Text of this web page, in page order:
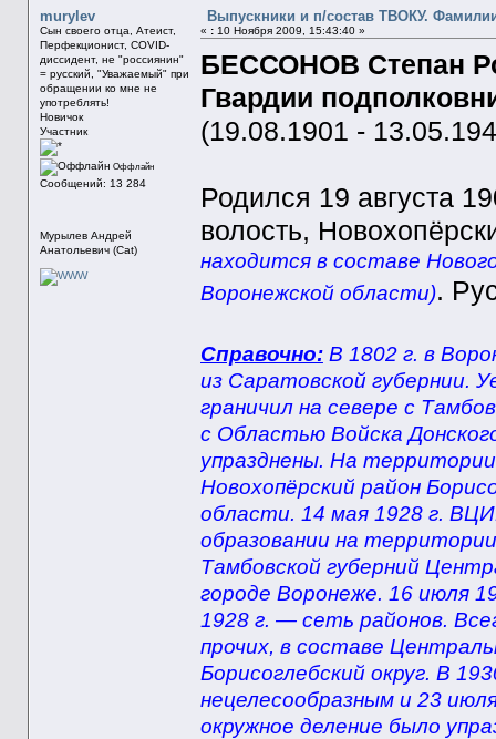
murylev
Сын своего отца, Атеист,
Перфекционист, COVID-
диссидент, не "россиянин"
= русский, "Уважаемый" при
обращении ко мне не
употреблять!
Новичок
Участник
Оффлайн
Сообщений: 13 284
Мурылев Андрей
Анатольевич (Cat)
Выпускники и п/состав ТВОКУ.
« :10 Ноября 2009, 15:43:40 »
БЕССОНОВ Степан
Гвардии
(19.08.1901 -
Родился 19 августа
волость,
находится в составе
Воронежской области).
Справочно:В 1802 г. в
из Саратовской губернии.
граничил на севере с
с Областью Войска
упразднены. На
Новохопёрский район
области. 14 мая 1928 г.
образовании на
Тамбовской губерний
городе Воронеже. 16 июля
1928 г. — сеть районов.
прочих, в составе
Борисоглебский округ. В
нецелесообразным и 23
окружное деление было